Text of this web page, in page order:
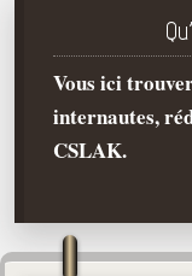
Plan d'accès
Spiritisme
Qu'est-ce que
Philosophie
Vous ici
internautes,
CSLAK.